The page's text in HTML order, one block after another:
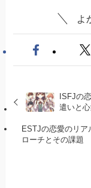
よ
ISFJの
遣いと
ESTJの恋愛のリア
ローチとその課題